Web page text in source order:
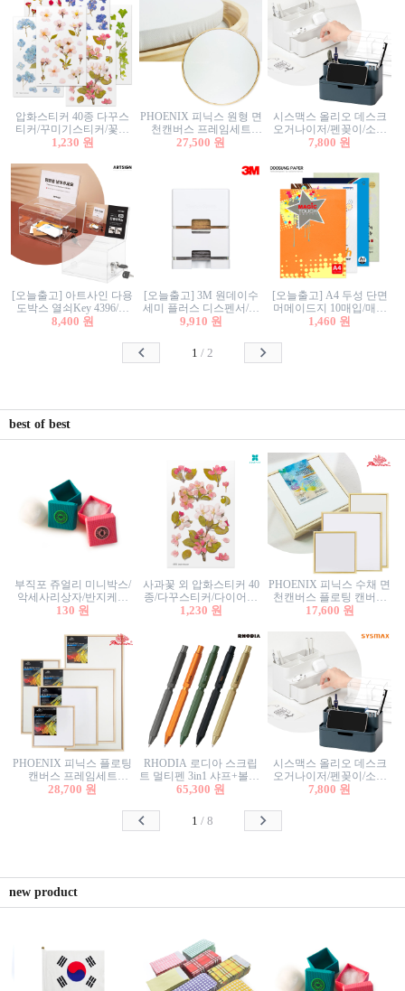
압화스티커 40종 다꾸스
티커/꾸미기스티커/꽃스
티커/압화꽃책갈피/팬시
1,230 원
PHOENIX 피닉스 원형 면
천캔버스 프레임세트
30cm/원형캔버스/플로팅
27,500 원
시스맥스 올리오 데스크
오거나이저/펜꽂이/소품
꽂이/소품함/정리함/수납
7,800 원
[오늘출고] 아트사인 다용
도박스 열쇠Key 4396/투
표함/건의함/모금함/응모
8,400 원
[오늘출고] 3M 원데이수
세미 플러스 디스펜서/소
프트수세미5매+강력수세
9,910 원
[오늘출고] A4 두성 단면
머메이드지 10매입/매직
터치/색지/색상지/색복사
칼라색지/고급복사지
1,460 원
1 / 2
best of best
부직포 쥬얼리 미니박스/
악세사리상자/반지케이
스/반지상자/귀걸이상자/
130 원
사과꽃 외 압화스티커 40
종/다꾸스티커/다이어리
꾸미기/꽃스티커/자연물
1,230 원
PHOENIX 피닉스 수채 면
천캔버스 플로팅 캔버스
프레임세트 30x30cm/액자
17,600 원
PHOENIX 피닉스 플로팅
캔버스 프레임세트
50x50cm/액자캔버스/인테
28,700 원
RHODIA 로디아 스크립
트 멀티펜 3in1 샤프+볼펜/
무광택 알루미늄 육각배
65,300 원
시스맥스 올리오 데스크
오거나이저/펜꽂이/소품
꽂이/소품함/정리함/수납
7,800 원
1 / 8
new product